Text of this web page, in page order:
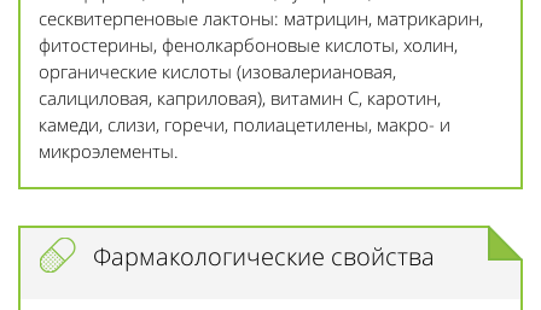
сесквитерпеновые лактоны: матрицин, матрикарин,
фитостерины, фенолкарбоновые кислоты, холин,
органические кислоты (изовалериановая,
салициловая, каприловая), витамин С, каротин,
камеди, слизи, горечи, полиацетилены, макро- и
микроэлементы.
Фармакологические свойства